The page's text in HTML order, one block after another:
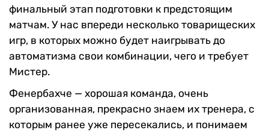
финальный этап подготовки к предстоящим
матчам. У нас впереди несколько товарищеских
игр, в которых можно будет наигрывать до
автоматизма свои комбинации, чего и требует
Мистер.
Фенербахче — хорошая команда, очень
организованная, прекрасно знаем их тренера, с
которым ранее уже пересекались, и понимаем